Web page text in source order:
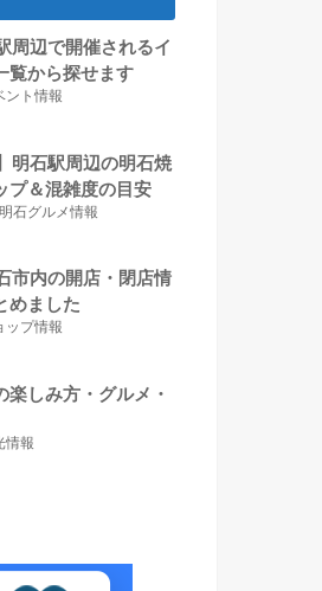
周辺で開催されるイ
覧から探せます
ント情報
明石駅周辺の明石焼
プ＆混雑度の目安
明石グルメ情報
市内の開店・閉店情
めました
ップ情報
楽しみ方・グルメ・
情報